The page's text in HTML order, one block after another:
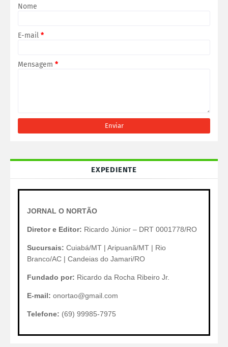
Nome
E-mail *
Mensagem *
EXPEDIENTE
JORNAL O NORTÃO
Diretor e Editor: Ricardo Júnior – DRT 0001778/RO
Sucursais: Cuiabá/MT | Aripuanã/MT | Rio
Branco/AC | Candeias do Jamari/RO
Fundado por: Ricardo da Rocha Ribeiro Jr.
E-mail: onortao@gmail.com
Telefone: (69) 99985-7975